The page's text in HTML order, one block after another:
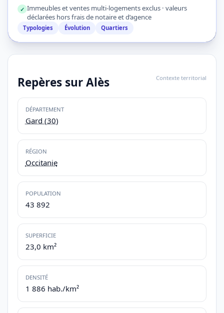
✓ Immeubles et ventes multi-logements exclus · valeurs
déclarées hors frais de notaire et d’agence
Typologies Évolution Quartiers
Repères sur Alès Contexte territorial
DÉPARTEMENT
Gard (30)
RÉGION
Occitanie
POPULATION
43 892
SUPERFICIE
23,0 km²
DENSITÉ
1 886 hab./km²